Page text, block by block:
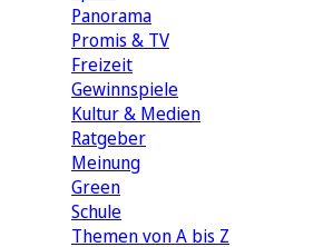
Panorama
Promis & TV
Freizeit
Gewinnspiele
Kultur & Medien
Ratgeber
Meinung
Green
Schule
Themen von A bis Z